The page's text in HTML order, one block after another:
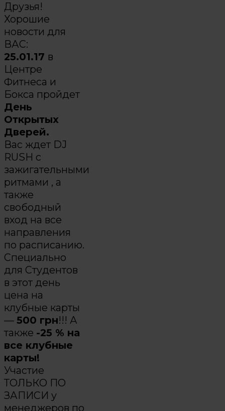
Друзья!
Хорошие
новости для
ВАС:
25.01.17 в
Центре
Фитнеса и
Бокса пройдет
День
Открытых
Дверей.
Вас ждет DJ
RUSH с
зажигательными
ритмами , а
также
свободный
вход на все
направления
по расписанию.
Специально
для Студентов
в этот день
цена на
клубные карты
— 500 грн!!! А
также -25 % на
все клубные
карты!
Участие
ТОЛЬКО ПО
ЗАПИСИ у
менеджеров по